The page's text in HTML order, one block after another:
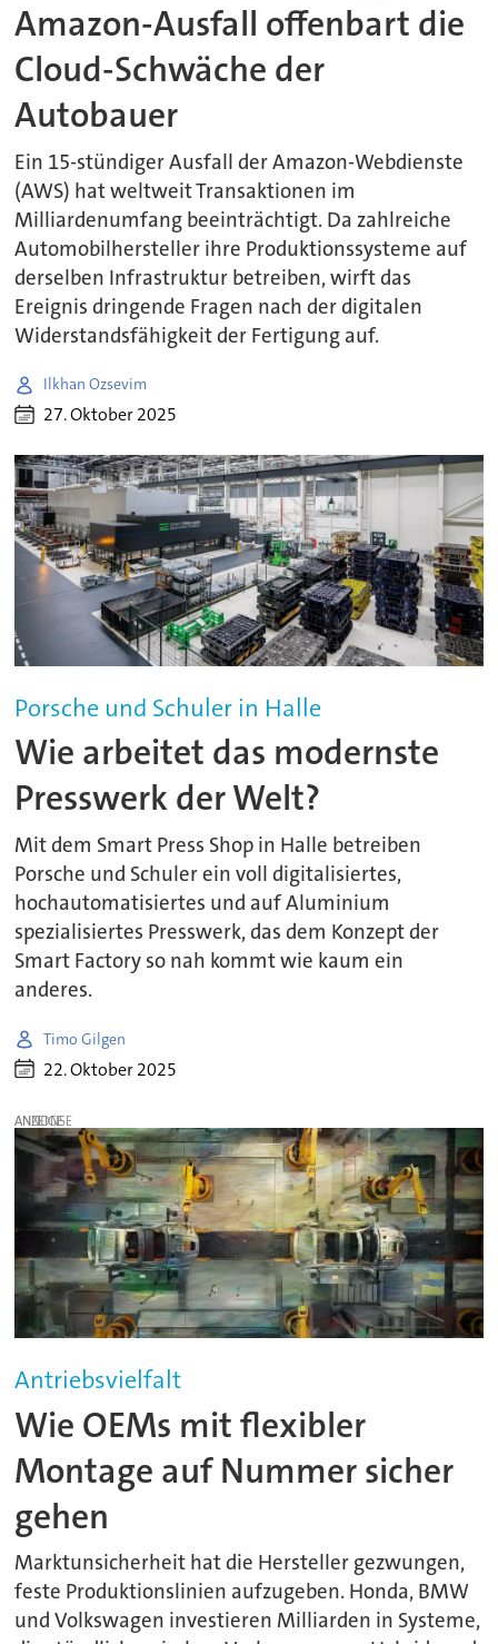
Amazon-Ausfall offenbart die
Cloud-Schwäche der
Autobauer
Ein 15-stündiger Ausfall der Amazon-Webdienste
(AWS) hat weltweit Transaktionen im
Milliardenumfang beeinträchtigt. Da zahlreiche
Automobilhersteller ihre Produktionssysteme auf
derselben Infrastruktur betreiben, wirft das
Ereignis dringende Fragen nach der digitalen
Widerstandsfähigkeit der Fertigung auf.
Ilkhan Ozsevim
27. Oktober 2025
Porsche und Schuler in Halle
Wie arbeitet das modernste
Presswerk der Welt?
Mit dem Smart Press Shop in Halle betreiben
Porsche und Schuler ein voll digitalisiertes,
hochautomatisiertes und auf Aluminium
spezialisiertes Presswerk, das dem Konzept der
Smart Factory so nah kommt wie kaum ein
anderes.
Timo Gilgen
22. Oktober 2025
ANZEIGE
Antriebsvielfalt
Wie OEMs mit flexibler
Montage auf Nummer sicher
gehen
Marktunsicherheit hat die Hersteller gezwungen,
feste Produktionslinien aufzugeben. Honda, BMW
und Volkswagen investieren Milliarden in Systeme,